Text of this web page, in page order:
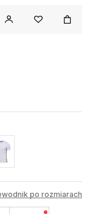
po rozmiarach